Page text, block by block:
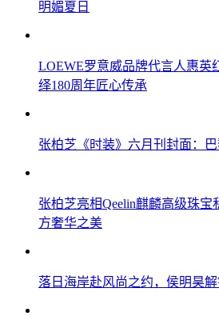
明媚夏日
LOEWE罗意威品牌代言人惠英
绎180周年匠心传承
张柏芝《时装》六月刊封面：
张柏芝亮相Qeelin麒麟高级珠宝
方奢华之美
落日海岸赴风尚之约，侯明昊